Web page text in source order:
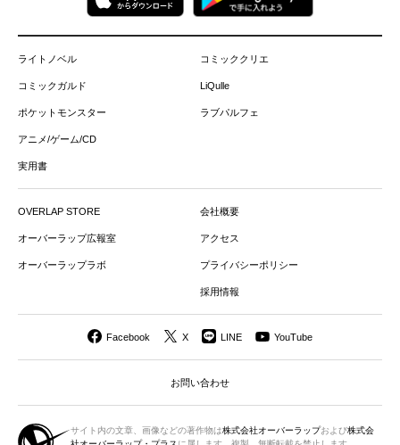
ライトノベル
コミックガルド
ポケットモンスター
アニメ/ゲーム/CD
実用書
コミッククリエ
LiQulle
ラブパルフェ
OVERLAP STORE
オーバーラップ広報室
オーバーラップラボ
会社概要
アクセス
プライバシーポリシー
採用情報
Facebook X LINE YouTube
お問い合わせ
サイト内の文章、画像などの著作物は株式会社オーバーラップおよび株式会